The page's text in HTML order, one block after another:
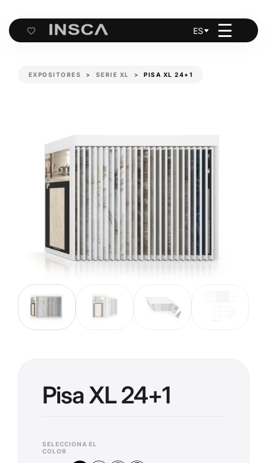
Cart
ES ☰
EXPOSITORES SERIE XL PISA XL 24+1
Pisa XL 24+1
SELECCIONA EL
COLOR